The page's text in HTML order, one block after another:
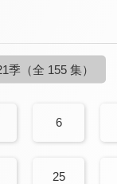
季 （全 155 集）
6
25